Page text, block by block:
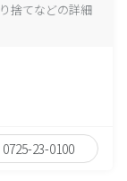
捨てなどの詳細
0725-23-0100